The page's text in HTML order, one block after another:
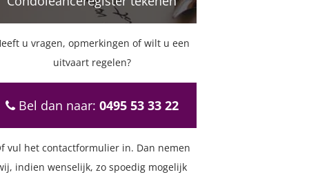
u vragen, opmerkingen of wilt u een
uitvaart regelen?
Bel dan naar: 0495 53 33 22
vul het contactformulier in. Dan nemen
indien wenselijk, zo spoedig mogelijk